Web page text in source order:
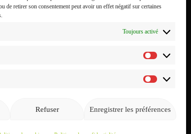
de retirer son consentement peut avoir un effet négatif sur certaines
Toujours activé
Refuser Enregistrer les préférences
ANDERS NOREN EN HAUT ↑